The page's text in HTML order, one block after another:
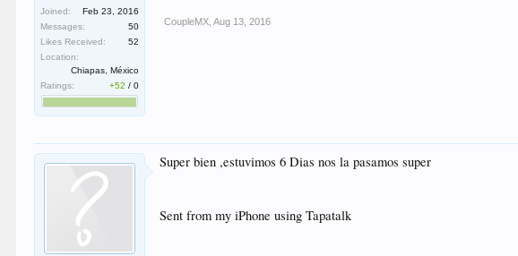
Joined:
Feb 23, 2016
Messages:
50
Likes Received:
52
Location:
Chiapas, México
Ratings:
+52 /0
CoupleMX Aug 13, 2016
Super bien ,estuvimos 6 Dias nos la pasamos super
Sent from my iPhone using Tapatalk